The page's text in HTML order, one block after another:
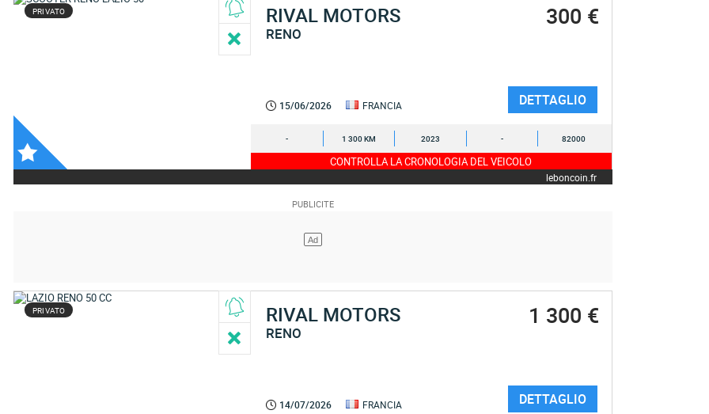
PRIVATO RIVAL MOTORS
RENO
300 €
15/06/2026 FRANCIA DETTAGLIO
- 1 300 KM 2023 - 82000
CONTROLLA LA CRONOLOGIA DEL VEICOLO
leboncoin.fr
PRIVATO RIVAL MOTORS
RENO
1 300 €
14/07/2026 FRANCIA DETTAGLIO